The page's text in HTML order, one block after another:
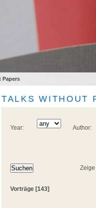
Papers
TALKS WITHOUT
Year: Author:
Vorträge [143]